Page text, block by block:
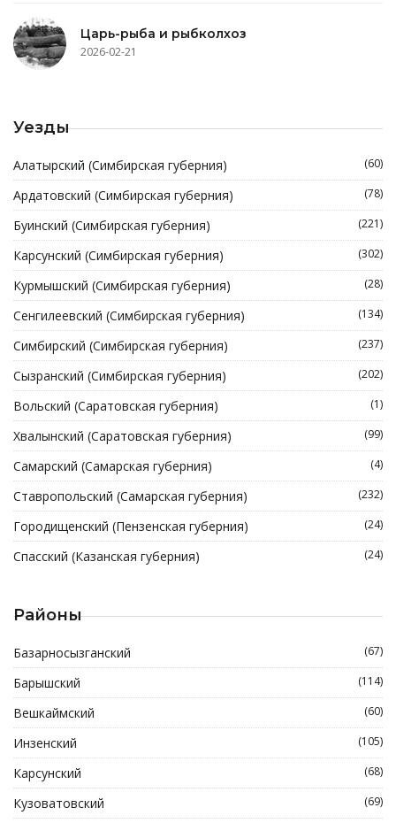
Царь-рыба и рыбколхоз
2026-02-21
Уезды
Алатырский (Симбирская губерния) (60)
Ардатовский (Симбирская губерния) (78)
Буинский (Симбирская губерния) (221)
Карсунский (Симбирская губерния) (302)
Курмышский (Симбирская губерния) (28)
Сенгилеевский (Симбирская губерния) (134)
Симбирский (Симбирская губерния) (237)
Сызранский (Симбирская губерния) (202)
Вольский (Саратовская губерния) (1)
Хвалынский (Саратовская губерния) (99)
Самарский (Самарская губерния) (4)
Ставропольский (Самарская губерния) (232)
Городищенский (Пензенская губерния) (24)
Спасский (Казанская губерния) (24)
Районы
Базарносызганский (67)
Барышский (114)
Вешкаймский (60)
Инзенский (105)
Карсунский (68)
Кузоватовский (69)